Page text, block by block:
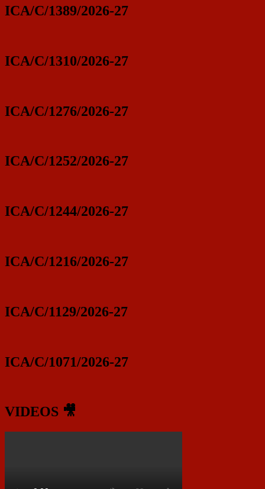
ICA/C/1389/2026-27
ICA/C/1310/2026-27
ICA/C/1276/2026-27
ICA/C/1252/2026-27
ICA/C/1244/2026-27
ICA/C/1216/2026-27
ICA/C/1129/2026-27
ICA/C/1071/2026-27
VIDEOS 🎥